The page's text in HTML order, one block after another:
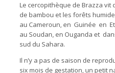
Le cercopithèque de Brazza vit
de bambou et les forêts
au Cameroun, en Guinée en
au Soudan, en Ouganda et
sud du Sahara.
Il n’y a pas de saison de
six mois de gestation, un petit